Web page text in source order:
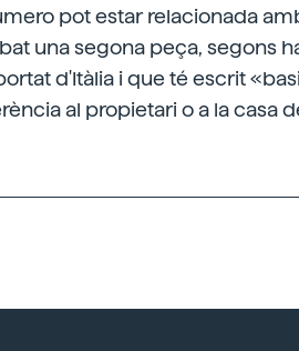
pot estar relacionada
una segona peça, segons
d'Itàlia i que té escrit
al propietari o a la casa